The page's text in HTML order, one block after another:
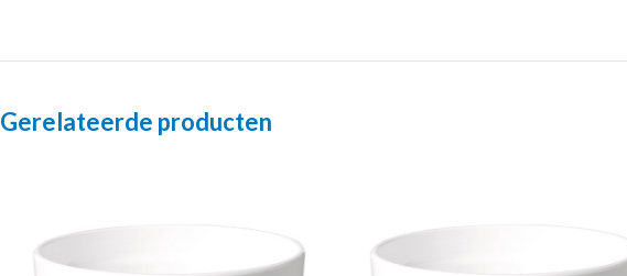
Gerelateerde producten